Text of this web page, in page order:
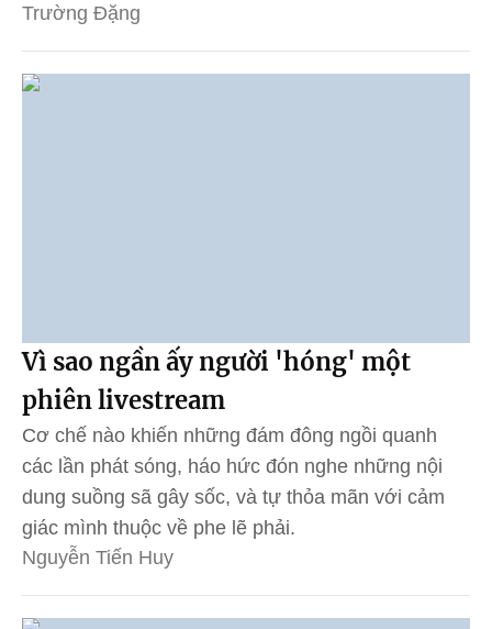
Trường Đặng
Vì sao ngần ấy người 'hóng' một
phiên livestream
Cơ chế nào khiến những đám đông ngồi quanh
các lần phát sóng, háo hức đón nghe những nội
dung suồng sã gây sốc, và tự thỏa mãn với cảm
giác mình thuộc về phe lẽ phải.
Nguyễn Tiến Huy